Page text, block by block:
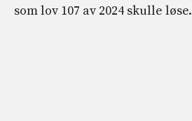
som lov 107 av 2024 skulle løse.